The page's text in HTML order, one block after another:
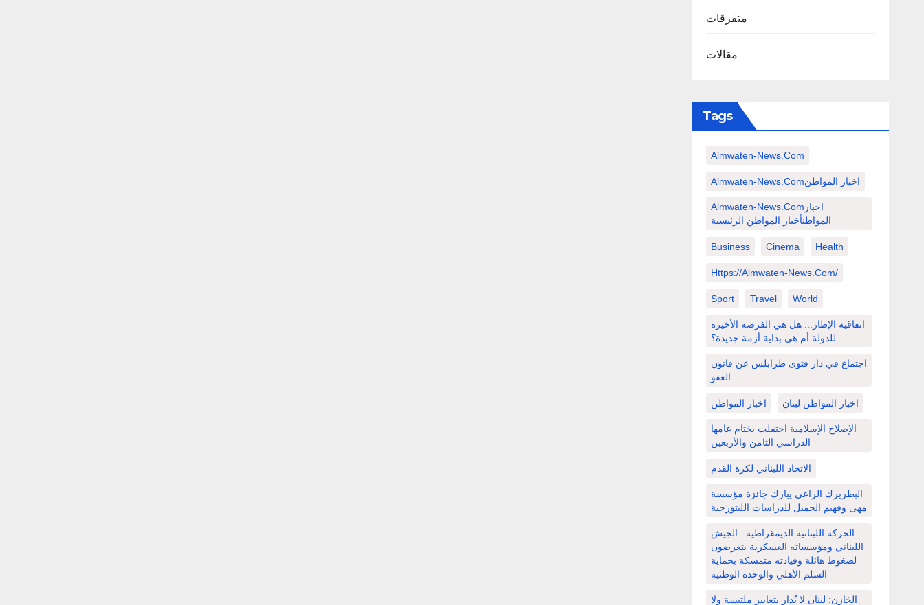
متفرقات
مقالات
Tags
Almwaten-News.com
Almwaten-News.comاخبار المواطن
Almwaten-News.comاخبار
المواطنأخبار المواطن الرئيسية
Business Cinema Health
Https://almwaten-News.com/
Sport Travel World
اتفاقية الإطار... هل هي الفرصة الأخيرة
للدولة أم هي بداية أزمة جديدة؟
اجتماع في دار فتوى طرابلس عن قانون
العفو
اخبار المواطن اخبار المواطن لبنان
الإصلاح الإسلامية احتفلت بختام عامها
الدراسي الثامن والأربعين
الاتحاد اللبناني لكرة القدم
البطريرك الراعي يبارك جائزة مؤسسة
مهى وفهيم الجميل للدراسات الليتورجية
الحركة اللبنانية الديمقراطية : الجيش
اللبناني ومؤسساته العسكرية يتعرضون
لضغوط هائلة وقيادته متمسكة بحماية
السلم الأهلي والوحدة الوطنية
الخازن: لبنان لا يُدار بتعابير ملتبسة ولا